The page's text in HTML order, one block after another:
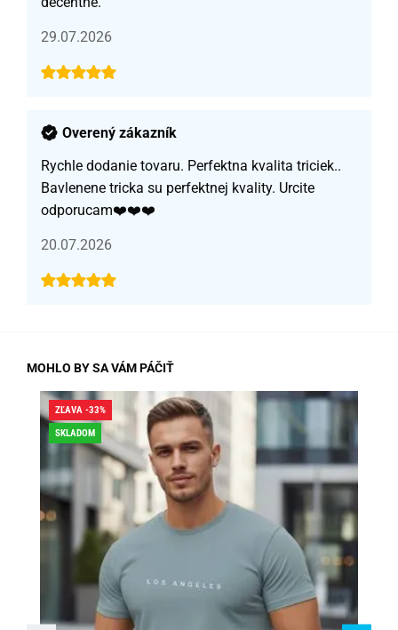
29.07.2026
Overený zákazník
Rychle dodanie tovaru. Perfektna kvalita triciek..
Bavlenene tricka su perfektnej kvality. Urcite
odporucam❤️❤️❤️
20.07.2026
MOHLO BY SA VÁM PÁČIŤ
ZĽAVA -33%
SKLADOM